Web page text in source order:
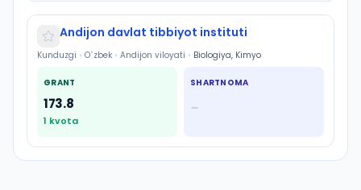
Andijon davlat tibbiyot instituti
Kunduzgi • O`zbek • Andijon viloyati • Biologiya, Kimyo
GRANT
173.8
1 kvota
SHARTNOMA
—